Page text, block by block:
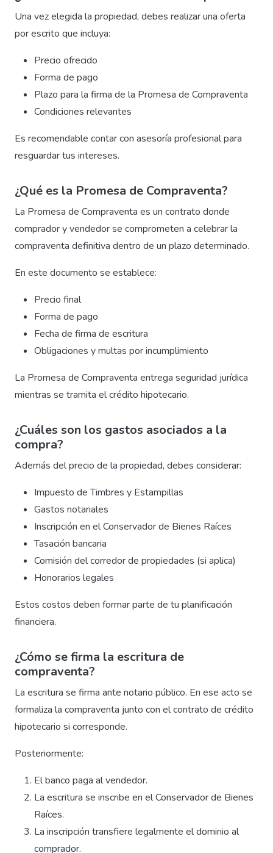
Una vez elegida la propiedad, debes realizar una oferta
por escrito que incluya:
Precio ofrecido
Forma de pago
Plazo para la firma de la Promesa de Compraventa
Condiciones relevantes
Es recomendable contar con asesoría profesional para
resguardar tus intereses.
¿Qué es la Promesa de Compraventa?
La Promesa de Compraventa es un contrato donde
comprador y vendedor se comprometen a celebrar la
compraventa definitiva dentro de un plazo determinado.
En este documento se establece:
Precio final
Forma de pago
Fecha de firma de escritura
Obligaciones y multas por incumplimiento
La Promesa de Compraventa entrega seguridad jurídica
mientras se tramita el crédito hipotecario.
¿Cuáles son los gastos asociados a la
compra?
Además del precio de la propiedad, debes considerar:
Impuesto de Timbres y Estampillas
Gastos notariales
Inscripción en el Conservador de Bienes Raíces
Tasación bancaria
Comisión del corredor de propiedades (si aplica)
Honorarios legales
Estos costos deben formar parte de tu planificación
financiera.
¿Cómo se firma la escritura de
compraventa?
La escritura se firma ante notario público. En ese acto se
formaliza la compraventa junto con el contrato de crédito
hipotecario si corresponde.
Posteriormente:
El banco paga al vendedor.
La escritura se inscribe en el Conservador de Bienes
Raíces.
La inscripción transfiere legalmente el dominio al
comprador.